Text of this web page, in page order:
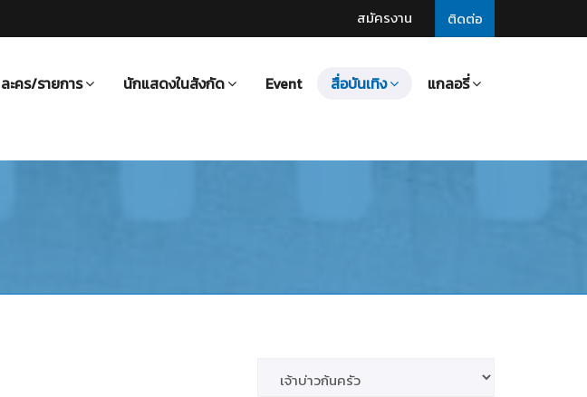
ติดต่อ
สมัครงาน
ละคร/รายการ นักแสดงในสังกัด Event สื่อบันเทิง แกลอรี่